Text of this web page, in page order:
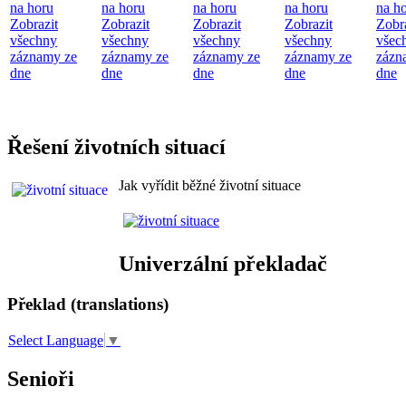
na horu
Zobrazit
všechny
záznamy ze
dne
na horu
Zobrazit
všechny
záznamy ze
dne
na horu
Zobrazit
všechny
záznamy ze
dne
na horu
Zobrazit
všechny
záznamy ze
dne
na
dne
Řešení životních situací
Jak vyřídit běžné životní situace
Univerzální překladač
Překlad (translations)
Select Language ▼
Senioři